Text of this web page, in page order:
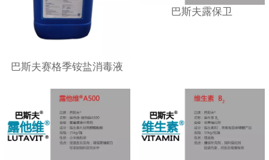
巴斯夫赛格季铵盐消毒液
巴斯夫露保卫